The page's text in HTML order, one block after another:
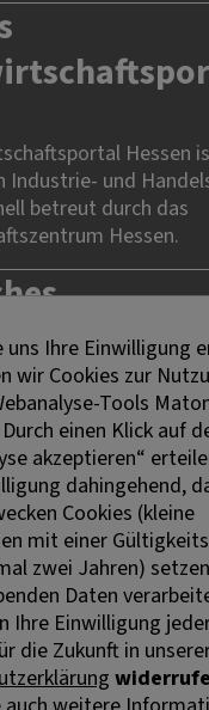
Hessen
Industrie- und
betreut durch das
Hessen.
Barrierefreiheit
sind mit dem Symbol
uns Ihre Einwilligung
wir Cookies zur
Tools
einen Klick auf
akzeptieren“
dahingehend,
Cookies (kleine
mit einer
zwei Jahren)
Daten
Ihre Einwilligung
die Zukunft in